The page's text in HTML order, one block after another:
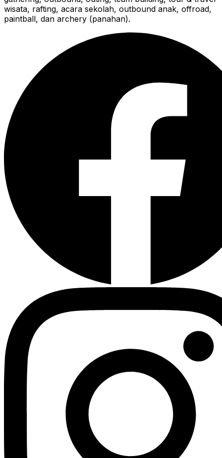
wisata, rafting, acara sekolah, outbound anak, offroad,
paintball, dan archery (panahan).